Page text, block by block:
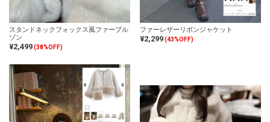
スタンドネックフォックス風ファーブル
ゾン
¥2,499(38%OFF)
ファーレザーリボンジャケット
¥2,299(43%OFF)